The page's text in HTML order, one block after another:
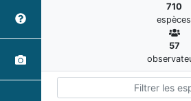
710
espèces
57